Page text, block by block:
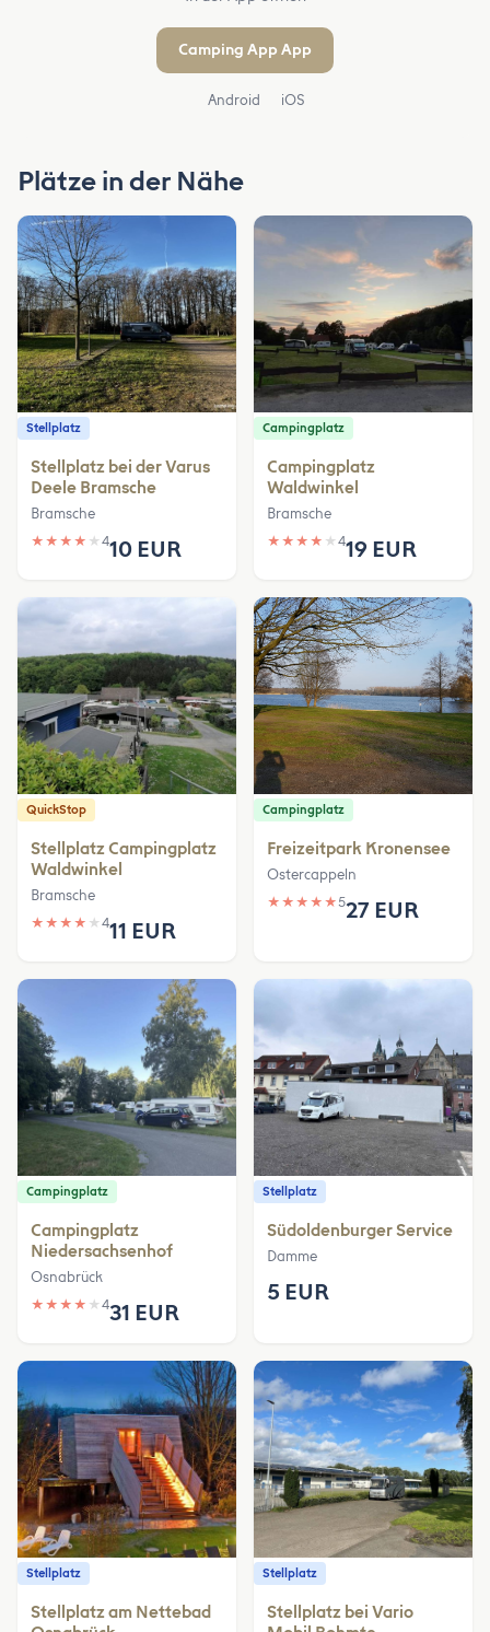
Camping App App
Android iOS
Plätze in der Nähe
Stellplatz
Stellplatz bei der Varus
Deele Bramsche
Bramsche
★ ★ ★ ★ ★ 410 EUR
Campingplatz
Campingplatz
Waldwinkel
Bramsche
★ ★ ★ ★ ★ 419 EUR
QuickStop
Stellplatz Campingplatz
Waldwinkel
Bramsche
★ ★ ★ ★ ★ 411 EUR
Campingplatz
Freizeitpark Kronensee
Ostercappeln
★ ★ ★ ★ ★527 EUR
Campingplatz
Campingplatz
Niedersachsenhof
Osnabrück
★ ★ ★ ★ ★ 431 EUR
Stellplatz
Südoldenburger Service
Damme
5 EUR
Stellplatz
Stellplatz am Nettebad
Stellplatz
Stellplatz bei Vario